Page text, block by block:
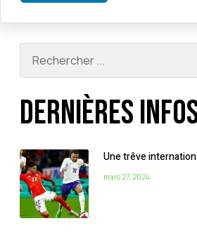
Dernières
Une trêve
mars 27, 2024